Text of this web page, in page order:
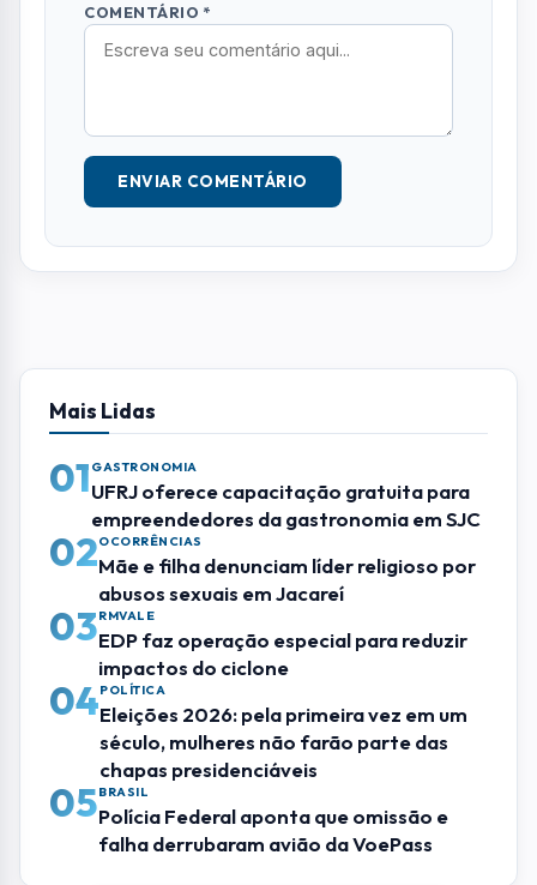
COMENTÁRIO *
ENVIAR COMENTÁRIO
Mais Lidas
01 GASTRONOMIA
UFRJ oferece capacitação gratuita para
empreendedores da gastronomia em SJC
02OCORRÊNCIAS
Mãe e filha denunciam líder religioso por
abusos sexuais em Jacareí
03RMVALE
EDP faz operação especial para reduzir
impactos do ciclone
04POLÍTICA
Eleições 2026: pela primeira vez em um
século, mulheres não farão parte das
chapas presidenciáveis
05BRASIL
Polícia Federal aponta que omissão e
falha derrubaram avião da VoePass